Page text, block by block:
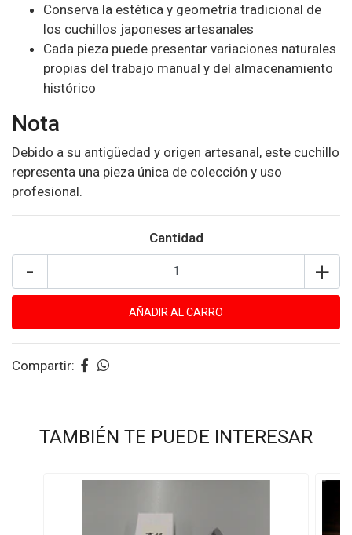
Conserva la estética y geometría tradicional de
los cuchillos japoneses artesanales
Cada pieza puede presentar variaciones naturales
propias del trabajo manual y del almacenamiento
histórico
Nota
Debido a su antigüedad y origen artesanal, este cuchillo
representa una pieza única de colección y uso
profesional.
Cantidad
+
-
Compartir:
TAMBIÉN TE PUEDE INTERESAR